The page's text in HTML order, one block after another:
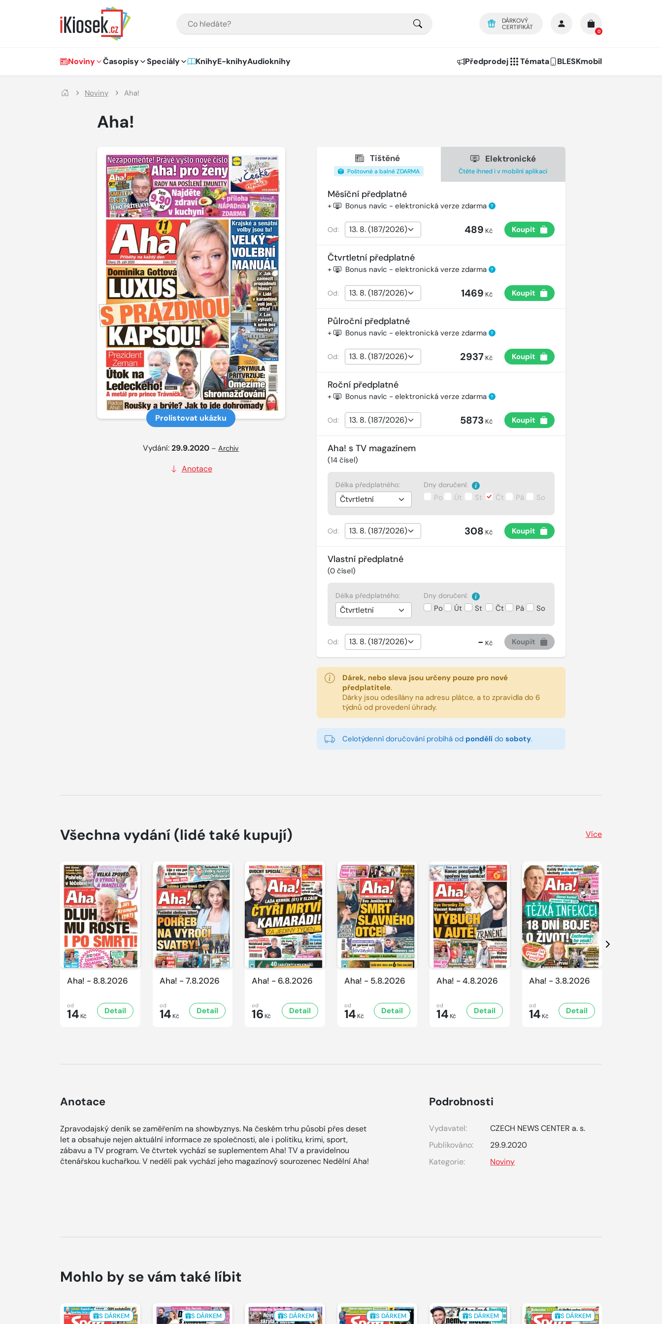
DÁRKOVÝ
CERTIFIKÁT
0
Hlavní navigace
Noviny Časopisy Speciály KnihyE-knihyAudioknihy Předprodej Témata BLESKmobil
Noviny Aha!
Aha!
Prolistovat ukázku
Vydání:29.9.2020 –Archiv
Anotace
Tištěné
Poštovné a balné ZDARMA
Elektronické
Čtěte ihned i v mobilní aplikaci
Měsíční předplatné
+ Bonus navíc - elektronická verze zdarma ?
Od: 489 Kč Koupit
Čtvrtletní předplatné
+ Bonus navíc - elektronická verze zdarma ?
Od: 1469 Kč Koupit
Půlroční předplatné
+ Bonus navíc - elektronická verze zdarma ?
Od: 2937 Kč Koupit
Roční předplatné
+ Bonus navíc - elektronická verze zdarma ?
Od: 5873 Kč Koupit
Aha! s TV magazínem
(14čísel)
Délka předplatného: Dny doručení:
Po Út St Čt Pá So
Od: 308 Kč Koupit
Vlastní předplatné
(0čísel)
Délka předplatného: Dny doručení:
Po Út St Čt Pá So
Od: - Kč Koupit
Dárek, nebo sleva jsou určeny pouze pro nové
předplatitele.
Dárky jsou odesílány na adresu plátce, a to zpravidla do 6
týdnů od provedení úhrady.
Celotýdenní doručování probíhá od pondělído soboty.
Všechna vydání (lidé také kupují) Více
Aha! - 8.8.2026
od
14 Kč
Detail
Aha! - 7.8.2026
od
14 Kč
Detail
Aha! - 6.8.2026
od
16 Kč
Detail
Aha! - 5.8.2026
od
14 Kč
Detail
Aha! - 4.8.2026
od
14 Kč
Detail
Aha! - 3.8.2026
od
14 Kč
Detail
Další
Anotace
Zpravodajský deník se zaměřením na showbyznys. Na českém trhu působí přes deset
let a obsahuje nejen aktuální informace ze společnosti, ale i politiku, krimi, sport,
zábavu a TV program. Ve čtvrtek vychází se suplementem Aha! TV a pravidelnou
čtenářskou kuchařkou. V neděli pak vychází jeho magazínový sourozenec Nedělní Aha!
Podrobnosti
Vydavatel:
CZECH NEWS CENTER a. s.
Publikováno:
29.9.2020
Kategorie:
Noviny
Mohlo by se vám také líbit
S DÁRKEM S DÁRKEM S DÁRKEM S DÁRKEM S DÁRKEM S DÁRKEM